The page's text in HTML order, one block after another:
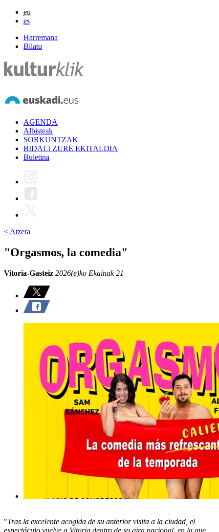
eu
es
Harremana
Bilatu
AGENDA
Albisteak
SORKUNTZAK
BIDALI ZURE EKITALDIA
Buletina
< Atzera
"Orgasmos, la comedia"
Vitoria-Gasteiz 2026(e)ko Ekainak 21
"Tras la excelente acogida de su anterior visita a la ciudad, el
espectáculo vuelve a Vitoria dentro de su gira nacional, en la que